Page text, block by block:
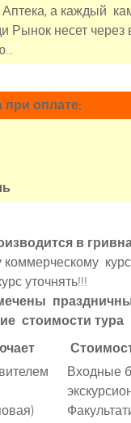
а каждый
Рынок несет через
при оплате:
в
уточнять!!!
стоимости тура
Входные